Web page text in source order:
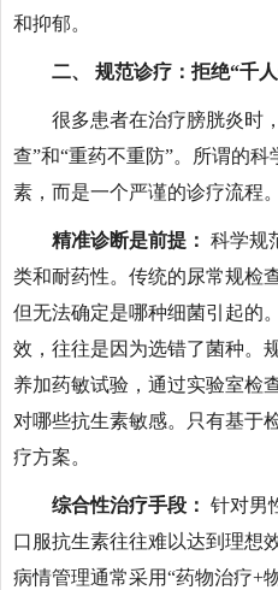
和抑郁。
二、 规范诊疗：拒绝“千
很多患者在治疗膀胱炎时
查”和“重药不重防”。所谓的
素，而是一个严谨的诊疗流程。
精准诊断是前提： 科学规
类和耐药性。传统的尿常规检
但无法确定是哪种细菌引起的
效，往往是因为选错了菌种。
养加药敏试验，通过实验室检
对哪些抗生素敏感。只有基于
疗方案。
综合性治疗手段： 针对男
口服抗生素往往难以达到理想
病情管理通常采用“药物治疗+